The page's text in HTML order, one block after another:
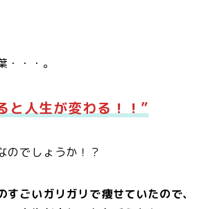
・・・。
と人生が変わる！！”
のでしょうか！？
すごいガリガリで痩せていたので、